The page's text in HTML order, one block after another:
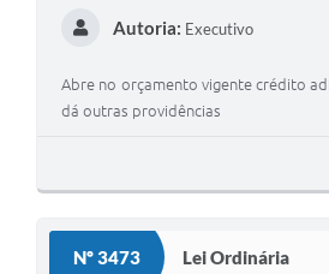
Autoria: Executivo
Abre no orçamento vigente crédito
dá outras providências
Nº 3473 Lei Ordinária